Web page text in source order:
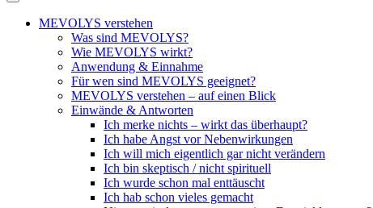
MEVOLYS verstehen
Was sind MEVOLYS?
Wie MEVOLYS wirkt?
Anwendung & Einnahme
Für wen sind MEVOLYS geeignet?
MEVOLYS verstehen – auf einen Blick
Einwände & Antworten
Ich merke nichts – wirkt das überhaupt?
Ich habe Angst vor Nebenwirkungen
Ich will mich eigentlich gar nicht verändern
Ich bin skeptisch / nicht spirituell
Ich wurde schon mal enttäuscht
Ich hab schon vieles gemacht